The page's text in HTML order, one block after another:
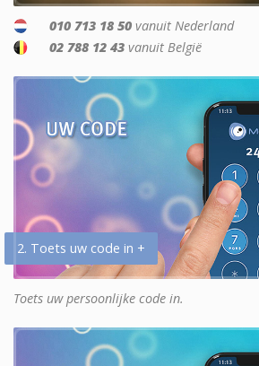
010 713 18 50 vanuit Nederland
02 788 12 43 vanuit België
2. Toets uw code in +
Toets uw persoonlijke code in.